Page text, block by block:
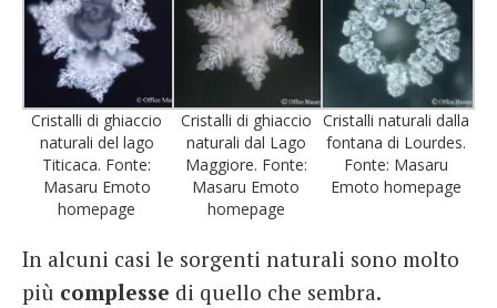
Cristalli di ghiaccio
naturali del lago
Titicaca. Fonte:
Masaru Emoto
homepage
Cristalli di ghiaccio
naturali dal Lago
Maggiore. Fonte:
Masaru Emoto
homepage
Cristalli naturali dalla
fontana di Lourdes.
Fonte: Masaru
Emoto homepage
In alcuni casi le sorgenti naturali sono molto
più complesse di quello che sembra.